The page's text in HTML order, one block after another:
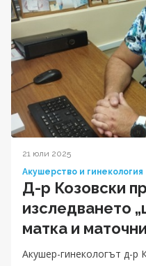
21 юли 2025
Акушерство и гинекология
Д-р Козовски
изследването
матка и
Акушер-гинекологът д-р